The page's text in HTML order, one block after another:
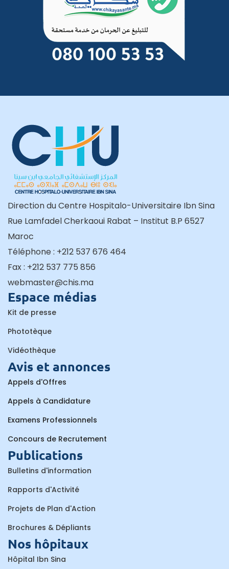
Direction du Centre Hospitalo-Universitaire Ibn Sina
Rue Lamfadel Cherkaoui Rabat – Institut B.P 6527
Maroc
Téléphone : +212 537 676 464
Fax : +212 537 775 856
webmaster@chis.ma
Espace médias
Kit de presse
Phototèque
Vidéothèque
Avis et annonces
Appels d'Offres
Appels à Candidature
Examens Professionnels
Concours de Recrutement
Publications
Bulletins d'information
Rapports d'Activité
Projets de Plan d'Action
Brochures & Dépliants
Nos hôpitaux
Hôpital Ibn Sina